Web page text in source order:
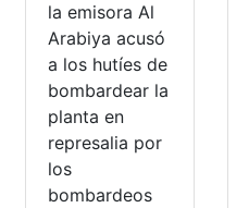
la emisora Al
Arabiya acusó
a los hutíes de
bombardear la
planta en
represalia por
los
bombardeos